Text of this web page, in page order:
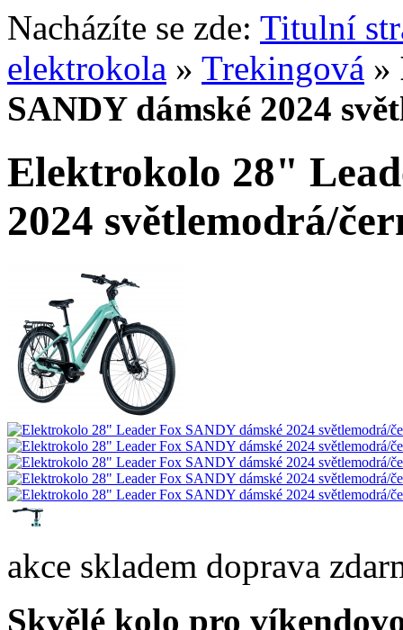
Nacházíte se zde: Titulní
elektrokola » Trekingová »
SANDY dámské 2024
Elektrokolo 28"
2024 světlemodrá/
akce skladem doprava
Skvělé kolo pro